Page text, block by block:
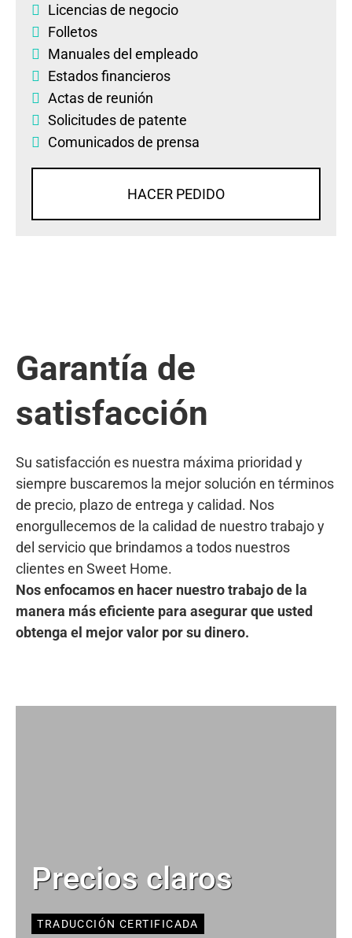
Licencias de negocio
Folletos
Manuales del empleado
Estados financieros
Actas de reunión
Solicitudes de patente
Comunicados de prensa
HACER PEDIDO
Garantía de
satisfacción
Su satisfacción es nuestra máxima prioridad y
siempre buscaremos la mejor solución en términos
de precio, plazo de entrega y calidad. Nos
enorgullecemos de la calidad de nuestro trabajo y
del servicio que brindamos a todos nuestros
clientes en Sweet Home.
Nos enfocamos en hacer nuestro trabajo de la
manera más eficiente para asegurar que usted
obtenga el mejor valor por su dinero.
Precios claros
TRADUCCIÓN CERTIFICADA